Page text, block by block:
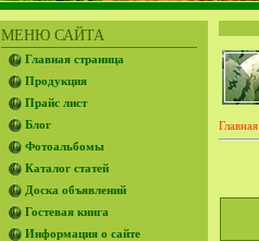
МЕНЮ САЙТА
Главная страница
Продукция
Прайс лист
Блог
Фотоальбомы
Каталог статей
Доска объявлений
Гостевая книга
Информация о сайте
Главная